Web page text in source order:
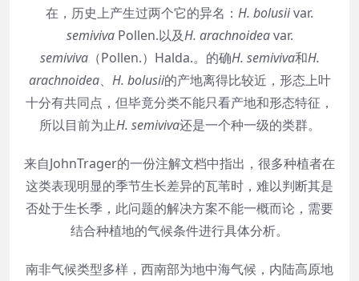
在，历史上产生过两个它的异名： H. bolusiivar.
semiviva Pollen.以及H. arachnoideavar.
semiviva（Pollen.）Halda.。的确H. semiviva和H.
arachnoidea、 H. bolusii的产地离得比较近，形态上叶
十分有共同点，但毕竟分类不能只看产地和形态特征，
所以目前为止H. semiviva还是一个种一级的类群。
来自JohnTrager的一份注解文档中指出，很多种植者在
这类表现明显的季节生长差异的瓦苇时，难以判断其是
否处于生长季，此问题的解决方案不能一概而论，需要
结合种植地的气候条件进行具体分析。
南非气候类型多样，西南部为地中海气候，内陆高原地